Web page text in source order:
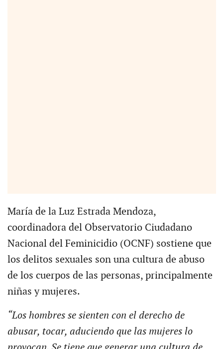
María de la Luz Estrada Mendoza,
coordinadora del Observatorio Ciudadano
Nacional del Feminicidio (OCNF) sostiene que
los delitos sexuales son una cultura de abuso
de los cuerpos de las personas, principalmente
niñas y mujeres.
“Los hombres se sienten con el derecho de
abusar, tocar, aduciendo que las mujeres lo